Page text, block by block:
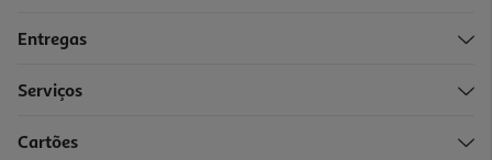
Entregas
Serviços
Cartões